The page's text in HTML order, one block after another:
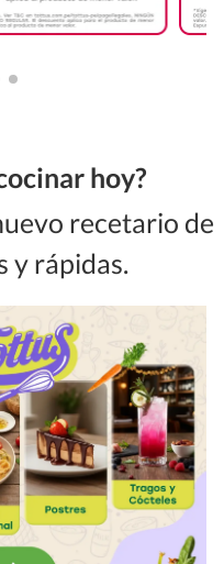
hoy?
recetario de
y rápidas.